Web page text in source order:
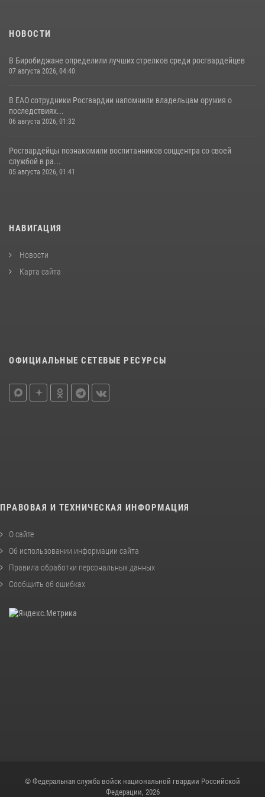
НОВОСТИ
В Биробиджане определили лучших стрелков среди росгвардейцев
07 августа 2026, 04:40
В ЕАО сотрудники Росгвардии напомнили владельцам оружия о
последствиях...
06 августа 2026, 01:32
Росгвардейцы познакомили воспитанников соццентра со своей
службой в ра...
05 августа 2026, 01:41
НАВИГАЦИЯ
Новости
Карта сайта
ОФИЦИАЛЬНЫЕ СЕТЕВЫЕ РЕСУРСЫ
ПРАВОВАЯ И ТЕХНИЧЕСКАЯ ИНФОРМАЦИЯ
О сайте
Об использовании информации сайта
Правила обработки персональных данных
Сообщить об ошибках
© Федеральная служба войск национальной гвардии Российской
Федерации, 2026